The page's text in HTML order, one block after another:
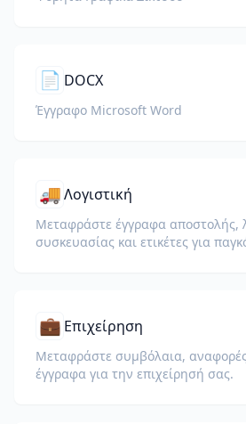
📄 DOCX
Έγγραφο Microsoft Word
🚚Λογιστική
Μεταφράστε έγγραφα αποστολής,
συσκευασίας και ετικέτες για
💼 Επιχείρηση
Μεταφράστε συμβόλαια, αναφορές
έγγραφα για την επιχείρησή σας.